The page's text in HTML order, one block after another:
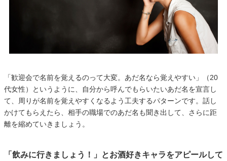
「歓迎会で名前を覚えるのって大変。あだ名なら覚えやすい」（20
代女性）というように、自分から呼んでもらいたいあだ名を宣言し
て、周りが名前を覚えやすくなるよう工夫するパターンです。話し
かけてもらえたら、相手の職場でのあだ名も聞き出して、さらに距
離を縮めていきましょう。
「飲みに行きましょう！」とお酒好きキャラをアピールして